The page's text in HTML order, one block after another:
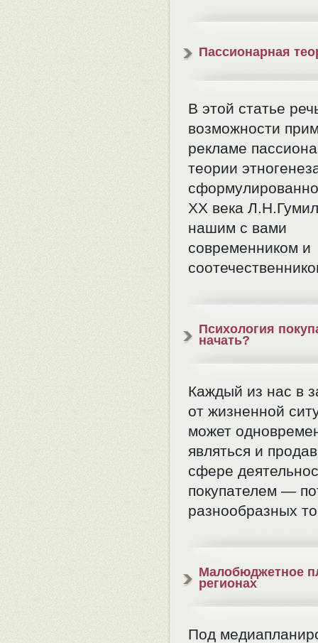
Пассионарная
В этой статье
возможности
рекламе
теории
ХХ века
нашим с вами
современником и
Психология
начать?
Каждый из нас в
от жизненной
может
являться и
сфере
покупателем —
разнообразных
Малобюджетное
регионах
Под